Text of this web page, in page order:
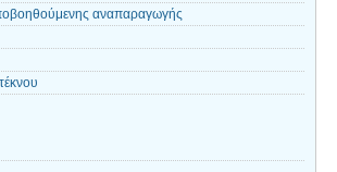
αναπαραγωγής